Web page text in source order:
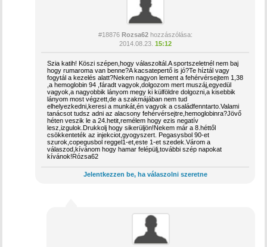
#18876 Rozsa62hozzászólása:
2014.08.23. 15:12
Szia katih! Köszi szépen,hogy válaszoltál.A sportszeletnél nem baj
hogy rumaroma van benne?A kacsatepertő is jó?Te híztál vagy
fogytál a kezelés alatt?Nekem nagyon lement a fehérvérsejtem 1,38
,a hemoglobin 94 ,fáradt vagyok,dolgozom mert muszáj,egyedül
vagyok,a nagyobbik lányom megy ki külföldre dolgozni,a kisebbik
lányom most végzett,de a szakmájában nem tud
elhelyezkedni,keresi a munkát,én vagyok a családfenntarto.Valami
tanácsot tudsz adni az alacsony fehérvérsejtre,hemoglobinra?Jövő
héten veszik le a 24.hetit,remélem hogy ezis negatív
lesz,izgulok.Drukkolj hogy sikerüljön!Nekem már a 8.héttől
csökkenteték az injekciot,gyogyszert. Pegasysbol 90-et
szurok,copegusbol reggel1-et,este 1-et szedek.Várom a
válaszod,kívánom hogy hamar felépülj,további szép napokat
kívánok!Rózsa62
Jelentkezzen be, ha válaszolni szeretne